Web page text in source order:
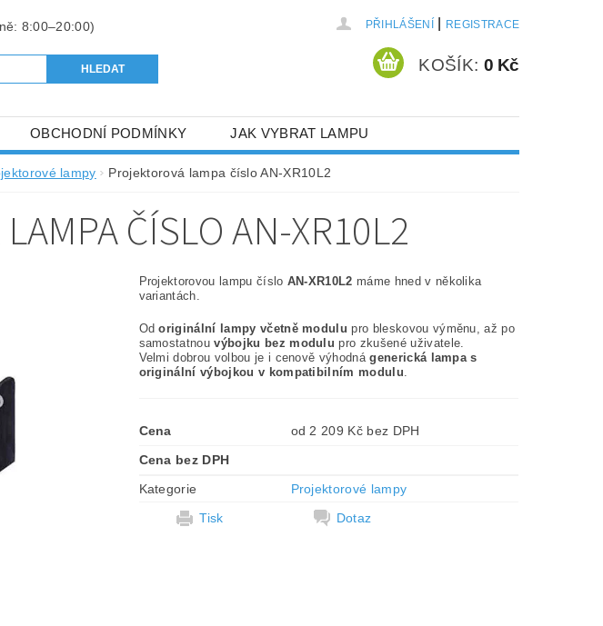
PŘIHLÁŠENÍ REGISTRACE
KOŠÍK: 0 Kč
OBCHODNÍ PODMÍNKY JAK VYBRAT LAMPU
lampy Projektorová lampa číslo AN-XR10L2
ČÍSLO AN-XR10L2
Projektorovou lampu číslo AN-XR10L2 máme hned v několika
variantách.
Odoriginální lampy včetně modulu pro bleskovou výměnu, až po
samostatnouvýbojku bez modulu pro zkušené uživatele.
Velmi dobrou volbou je i cenově výhodnágenerická lampa s
originální výbojkou v kompatibilním modulu.
Cena
od 2 209 Kč bez DPH
Cena bez DPH
Kategorie
Projektorové lampy
Tisk
Dotaz